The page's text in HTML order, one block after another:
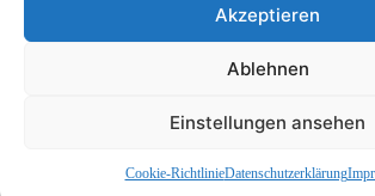
Akzeptieren
Ablehnen
Einstellungen ansehen
Cookie-RichtlinieDatenschutzerklärung
Stolz präsentiert
Impressum und Rechtliches